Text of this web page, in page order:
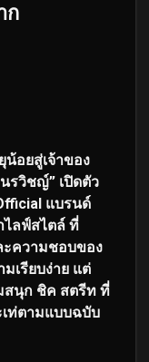
ก
อยสู่เจ้าของ
รวิชญ์” เปิดตัว
แบรนด์
ไลฟ์สไตล์ ที่
ความชอบของ
มเรียบง่าย แต่
สนุก ชิค สตรีท ที่
ท่ตามแบบฉบับ